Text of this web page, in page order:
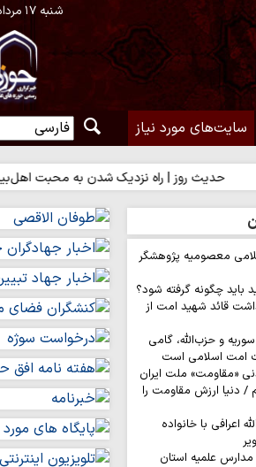
شنبه ۱۷ مرداد ۱۴۰۵
سایت‌های مورد نیاز
روز | راه نزدیک شدن به محبت اهل‌بیت(ع)
معصومیه پژوهشگر
باید چگونه گرفته شود؟
قائد شهید امت از
و حزب‌الله، گامی
امت اسلامی است
«مقاومت» ملت ایران
دنیا ارزش مقاومت را
اعرافی با خانواده
علمیه استان